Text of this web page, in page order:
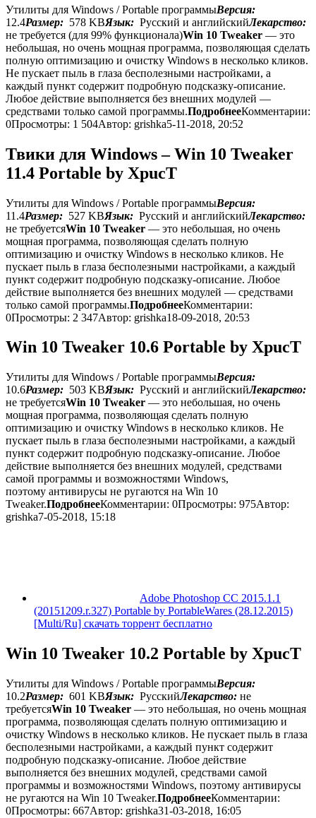
Утилиты для Windows / Portable программыВерсия:
12.4Размер: 578 KBЯзык: Русский и английскийЛекарство:
не требуется (для 99% функционала)Win 10 Tweaker — это
небольшая, но очень мощная программа, позволяющая сделать
полную оптимизацию и очистку Windows в несколько кликов.
Не пускает пыль в глаза бесполезными настройками, а
каждый пункт содержит подробную подсказку-описание.
Любое действие выполняется без внешних модулей —
средствами только самой программы.ПодробнееКомментарии:
0Просмотры: 1 504Автор: grishka5-11-2018, 20:52
Твики для Windows – Win 10 Tweaker
11.4 Portable by XpucT
Утилиты для Windows / Portable программыВерсия:
11.4Размер: 527 KBЯзык: Русский и английскийЛекарство:
не требуетсяWin 10 Tweaker — это небольшая, но очень
мощная программа, позволяющая сделать полную
оптимизацию и очистку Windows в несколько кликов. Не
пускает пыль в глаза бесполезными настройками, а каждый
пункт содержит подробную подсказку-описание. Любое
действие выполняется без внешних модулей — средствами
только самой программы.ПодробнееКомментарии:
0Просмотры: 2 347Автор: grishka18-09-2018, 20:53
Win 10 Tweaker 10.6 Portable by XpucT
Утилиты для Windows / Portable программыВерсия:
10.6Размер: 503 KBЯзык: Русский и английскийЛекарство:
не требуетсяWin 10 Tweaker — это небольшая, но очень
мощная программа, позволяющая сделать полную
оптимизацию и очистку Windows в несколько кликов. Не
пускает пыль в глаза бесполезными настройками, а каждый
пункт содержит подробную подсказку-описание. Любое
действие выполняется без внешних модулей, средствами
самой программы и возможностями Windows,
поэтому антивирусы не ругаются на Win 10
Tweaker.ПодробнееКомментарии: 0Просмотры: 975Автор:
grishka7-05-2018, 15:18
Adobe Photoshop CC 2015.1.1
(20151209.r.327) Portable by PortableWares (28.12.2015)
[Multi/Ru] скачать торрент бесплатно
Win 10 Tweaker 10.2 Portable by XpucT
Утилиты для Windows / Portable программыВерсия:
10.2Размер: 601 KBЯзык: РусскийЛекарство: не
требуетсяWin 10 Tweaker — это небольшая, но очень мощная
программа, позволяющая сделать полную оптимизацию и
очистку Windows в несколько кликов. Не пускает пыль в глаза
бесполезными настройками, а каждый пункт содержит
подробную подсказку-описание. Любое действие
выполняется без внешних модулей, средствами самой
программы и возможностями Windows, поэтому антивирусы
не ругаются на Win 10 Tweaker.ПодробнееКомментарии:
0Просмотры: 667Автор: grishka31-03-2018, 16:05